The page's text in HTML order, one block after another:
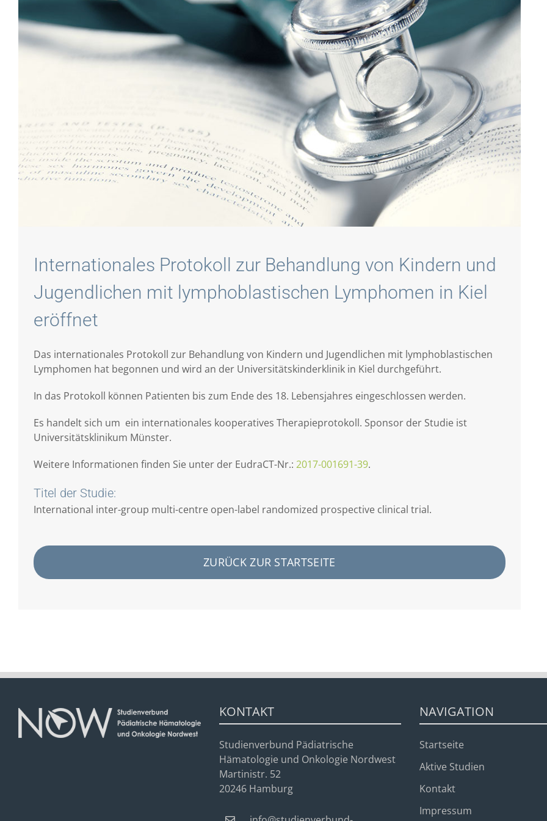
Internationales Protokoll zur Behandlung von Kindern und
Jugendlichen mit lymphoblastischen Lymphomen in Kiel
eröffnet
Das internationales Protokoll zur Behandlung von Kindern und Jugendlichen mit lymphoblastischen
Lymphomen hat begonnen und wird an der Universitätskinderklinik in Kiel durchgeführt.
In das Protokoll können Patienten bis zum Ende des 18. Lebensjahres eingeschlossen werden.
Es handelt sich um ein internationales kooperatives Therapieprotokoll. Sponsor der Studie ist
Universitätsklinikum Münster.
Weitere Informationen finden Sie unter der EudraCT-Nr.: 2017-001691-39.
Titel der Studie:
International inter-group multi-centre open-label randomized prospective clinical trial.
ZURÜCK ZUR STARTSEITE
KONTAKT
Studienverbund Pädiatrische
Hämatologie und Onkologie Nordwest
Martinistr. 52
20246 Hamburg
NAVIGATION
Startseite
Aktive Studien
Kontakt
Impressum